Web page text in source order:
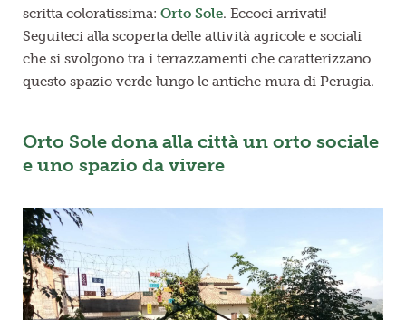
scritta coloratissima: Orto Sole. Eccoci arrivati!
Seguiteci alla scoperta delle attività agricole e sociali
che si svolgono tra i terrazzamenti che caratterizzano
questo spazio verde lungo le antiche mura di Perugia.
Orto Sole dona alla città un orto sociale
e uno spazio da vivere